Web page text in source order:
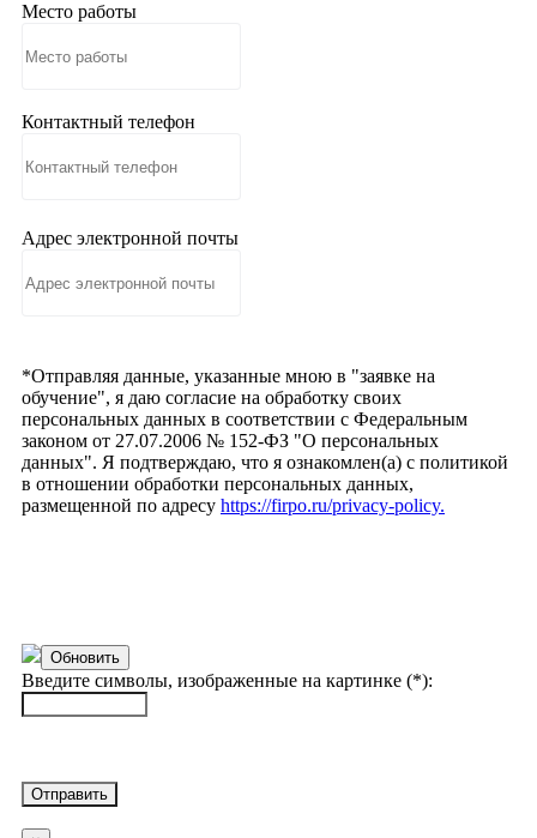
Место работы
Контактный телефон
Адрес электронной почты
*Отправляя данные, указанные мною в "заявке на
обучение", я даю согласие на обработку своих
персональных данных в соответствии с Федеральным
законом от 27.07.2006 № 152-ФЗ "О персональных
данных". Я подтверждаю, что я ознакомлен(а) с политикой
в отношении обработки персональных данных,
размещенной по адресу https://firpo.ru/privacy-policy.
Обновить
Введите символы, изображенные на картинке (*):